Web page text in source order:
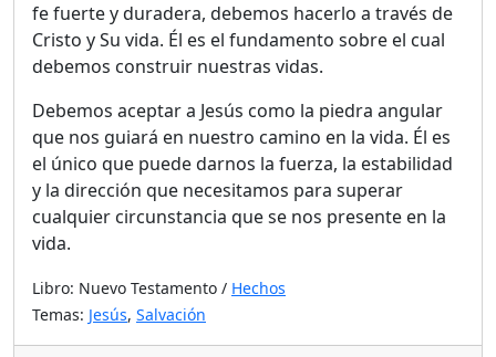
fe fuerte y duradera, debemos hacerlo a través de
Cristo y Su vida. Él es el fundamento sobre el cual
debemos construir nuestras vidas.
Debemos aceptar a Jesús como la piedra angular
que nos guiará en nuestro camino en la vida. Él es
el único que puede darnos la fuerza, la estabilidad
y la dirección que necesitamos para superar
cualquier circunstancia que se nos presente en la
vida.
Libro: Nuevo Testamento / Hechos
Temas: Jesús, Salvación